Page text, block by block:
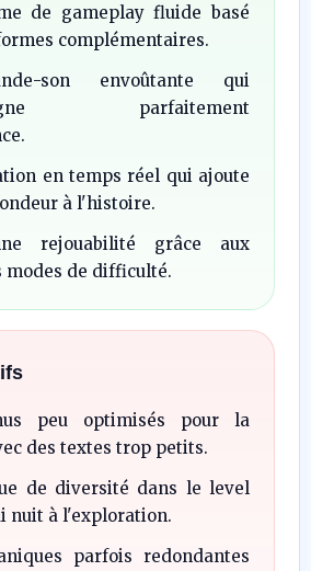
de gameplay fluide basé
complémentaires.
son envoûtante qui
parfaitement
en temps réel qui ajoute
à l'histoire.
rejouabilité grâce aux
de difficulté.
peu optimisés pour la
des textes trop petits.
de diversité dans le level
nuit à l'exploration.
parfois redondantes